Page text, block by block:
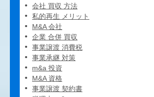
会社 買収 方法
私的再生 メリット
M&A 会社
企業 合併 買収
事業譲渡 消費税
事業承継 対策
m&a 投資
M&A 資格
事業譲渡 契約書